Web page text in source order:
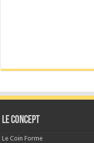
Le CONCEPT
Le Coin Forme